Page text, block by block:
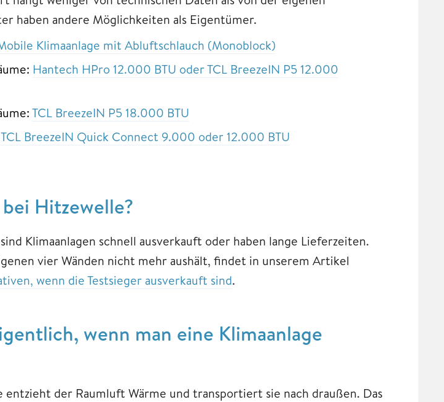
haben andere Möglichkeiten als Eigentümer.
Klimaanlage mit Abluftschlauch (Monoblock)
Hantech HPro 12.000 BTU oder TCL BreezeIN P5 12.000
TCL BreezeIN P5 18.000 BTU
TCL BreezeIN Quick Connect 9.000 oder 12.000 BTU
Hitzewelle?
Klimaanlagen schnell ausverkauft oder haben lange Lieferzeiten.
vier Wänden nicht mehr aushält, findet in unserem Artikel
wenn die Testsieger ausverkauft sind.
wenn man eine Klimaanlage
entzieht der Raumluft Wärme und transportiert sie nach draußen. Das